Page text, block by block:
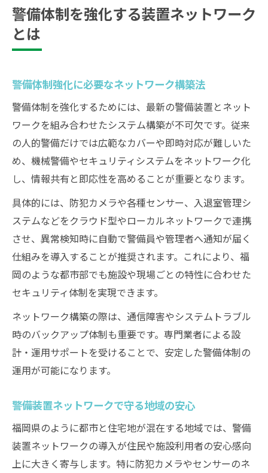
警備体制を強化する装置ネットワーク
とは
警備体制強化に必要なネットワーク構築法
警備体制を強化するためには、最新の警備装置とネット
ワークを組み合わせたシステム構築が不可欠です。従来
の人的警備だけでは広範なカバーや即時対応が難しいた
め、機械警備やセキュリティシステムをネットワーク化
し、情報共有と即応性を高めることが重要となります。
具体的には、防犯カメラや各種センサー、入退室管理シ
ステムなどをクラウド型やローカルネットワークで連携
させ、異常検知時に自動で警備員や管理者へ通知が届く
仕組みを導入することが推奨されます。これにより、福
岡のような都市部でも施設や現場ごとの特性に合わせた
セキュリティ体制を実現できます。
ネットワーク構築の際は、通信障害やシステムトラブル
時のバックアップ体制も重要です。専門業者による設
計・運用サポートを受けることで、安定した警備体制の
運用が可能になります。
警備装置ネットワークで守る地域の安心
福岡県のように都市と住宅地が混在する地域では、警備
装置ネットワークの導入が住民や施設利用者の安心感向
上に大きく寄与します。特に防犯カメラやセンサーのネ